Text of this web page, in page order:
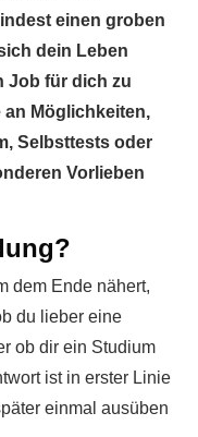
einen groben
dein Leben
Job für dich zu
an Möglichkeiten,
Selbsttests oder
Vorlieben
dem Ende nähert,
du lieber eine
ob dir ein Studium
ist in erster Linie
einmal ausüben